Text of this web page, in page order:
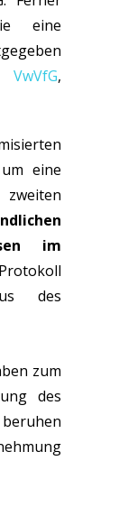
eine
,
eine
im
des
zum
des